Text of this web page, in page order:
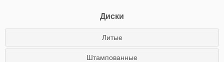
Диски
Литые
Штампованные